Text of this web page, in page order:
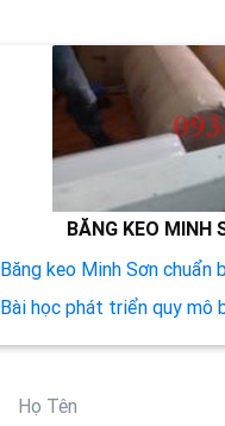
BĂNG KEO MINH
Băng keo Minh Sơn chuẩn
Bài học phát triển quy mô